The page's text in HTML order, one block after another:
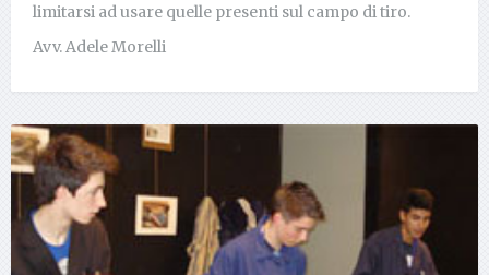
limitarsi ad usare quelle presenti sul campo di tiro.
Avv. Adele Morelli